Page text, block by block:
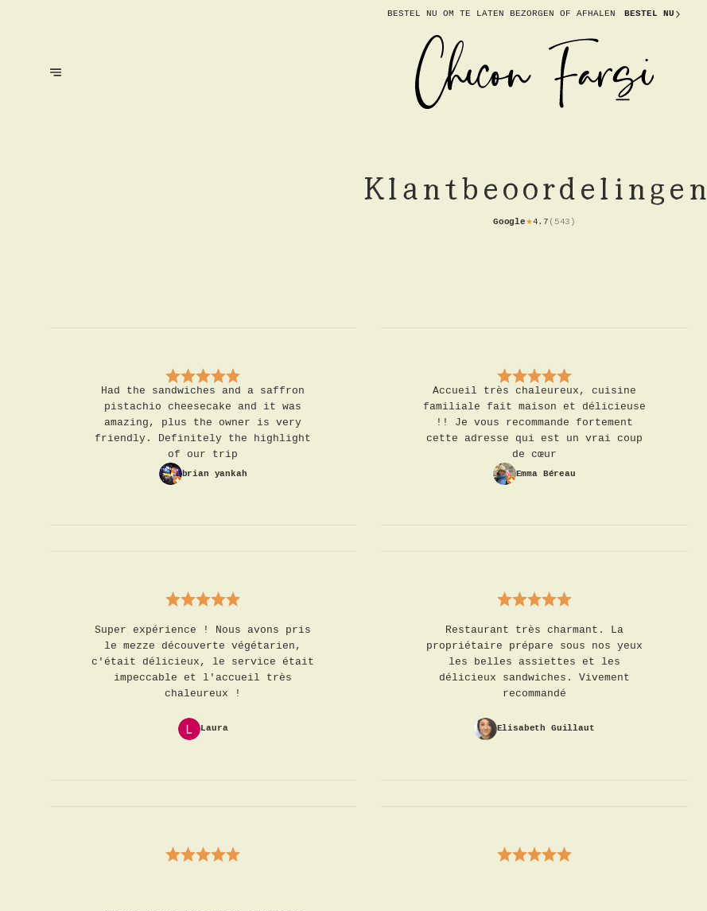
BESTEL NU OM TE LATEN BEZORGEN OF AFHALEN BESTEL NU
Klantbeoordelingen
Google★4.7 ( 543 )
Had the sandwiches and a saffron
pistachio cheesecake and it was
amazing, plus the owner is very
friendly. Definitely the highlight
of our trip
brian yankah
Accueil très chaleureux, cuisine
familiale fait maison et délicieuse
!! Je vous recommande fortement
cette adresse qui est un vrai coup
de cœur
Emma Béreau
Super expérience ! Nous avons pris
le mezze découverte végétarien,
c'était délicieux, le service était
impeccable et l'accueil très
chaleureux !
Laura
Restaurant très charmant. La
propriétaire prépare sous nos yeux
les belles assiettes et les
délicieux sandwiches. Vivement
recommandé
Elisabeth Guillaut